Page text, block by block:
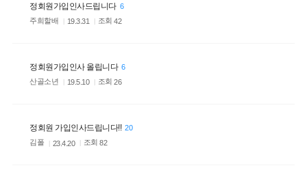
정회원가입인사드립니다 6
주희할배
19.3.31 조회42
정회원가입인사 올립니다 6
산골소년
19.5.10 조회26
정회원 가입인사드립니다!! 20
김폴
23.4.20 조회82